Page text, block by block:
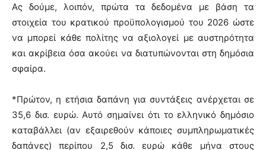
Ας δούμε, λοιπόν, πρώτα τα δεδομένα με βάση τα
στοιχεία του κρατικού προϋπολογισμού του 2026 ώστε
να μπορεί κάθε πολίτης να αξιολογεί με αυστηρότητα
και ακρίβεια όσα ακούει να διατυπώνονται στη δημόσια
σφαίρα.
*Πρώτον, η ετήσια δαπάνη για συντάξεις ανέρχεται σε
35,6 δισ. ευρώ. Αυτό σημαίνει ότι το ελληνικό δημόσιο
καταβάλλει (αν εξαιρεθούν κάποιες συμπληρωματικές
δαπάνες) περίπου 2,5 δισ. ευρώ κάθε μήνα στους